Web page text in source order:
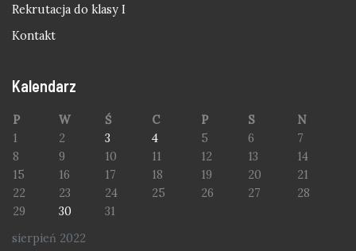
Rekrutacja do klasy I
Kontakt
Kalendarz
sierpień 2022
P W Ś C P S
N
1
2 3 4 5 6
7
8
9 10 11 12 13
14
15
16 17 18 19 20
21
22
23 24 25 26 27
28
29
30 31